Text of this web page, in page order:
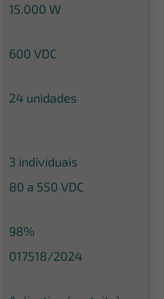
15.000 W
600 VDC
24 unidades
3 individuais
80 a 550 VDC
98%
017518/2024